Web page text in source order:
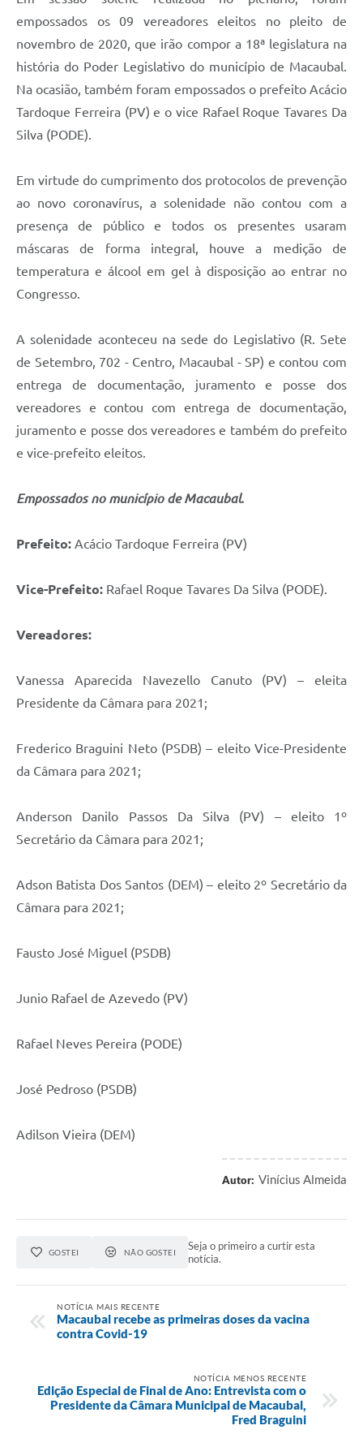
Serviços Online
Telefones Úteis
A Prefeitura
Enquete
Contato
empossados os 09 vereadores eleitos no pleito de
novembro de 2020, que irão compor a 18ª legislatura na
história do Poder Legislativo do município de Macaubal.
Na ocasião, também foram empossados o prefeito Acácio
Tardoque Ferreira (PV) e o vice Rafael Roque Tavares Da
Silva (PODE).
Em virtude do cumprimento dos protocolos de prevenção
ao novo coronavírus, a solenidade não contou com a
presença de público e todos os presentes usaram
máscaras de forma integral, houve a medição de
temperatura e álcool em gel à disposição ao entrar no
Congresso.
A solenidade aconteceu na sede do Legislativo (R. Sete
de Setembro, 702 - Centro, Macaubal - SP) e contou com
entrega de documentação, juramento e posse dos
vereadores e contou com entrega de documentação,
juramento e posse dos vereadores e também do prefeito
e vice-prefeito eleitos.
Empossados no município de Macaubal.
Prefeito: Acácio Tardoque Ferreira (PV)
Vice-Prefeito: Rafael Roque Tavares Da Silva (PODE).
Vereadores:
Vanessa Aparecida Navezello Canuto (PV) – eleita
Presidente da Câmara para 2021;
Frederico Braguini Neto (PSDB) – eleito Vice-Presidente
da Câmara para 2021;
Anderson Danilo Passos Da Silva (PV) – eleito 1º
Secretário da Câmara para 2021;
Adson Batista Dos Santos (DEM) – eleito 2º Secretário da
Câmara para 2021;
Fausto José Miguel (PSDB)
Junio Rafael de Azevedo (PV)
Rafael Neves Pereira (PODE)
José Pedroso (PSDB)
Adilson Vieira (DEM)
Autor: Vinícius Almeida
GOSTEI NÃO GOSTEI
Seja o primeiro a curtir esta
notícia.
NOTÍCIA MAIS RECENTE
Macaubal recebe as primeiras doses da vacina
contra Covid-19
NOTÍCIA MENOS RECENTE
Edição Especial de Final de Ano: Entrevista com o
Presidente da Câmara Municipal de Macaubal,
Fred Braguini